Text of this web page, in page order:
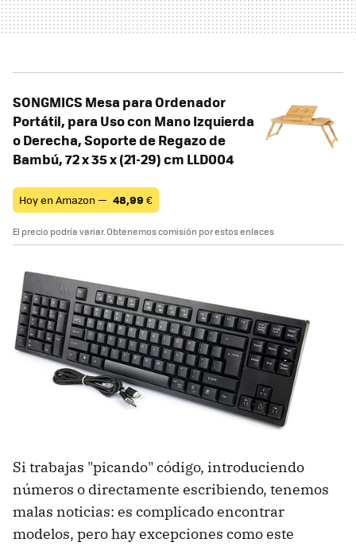
SONGMICS Mesa para Ordenador
Portátil, para Uso con Mano Izquierda
o Derecha, Soporte de Regazo de
Bambú, 72 x 35 x (21-29) cm LLD004
Hoy en Amazon — 48,99 €
El precio podría variar. Obtenemos comisión por estos enlaces
Si trabajas "picando" código, introduciendo
números o directamente escribiendo, tenemos
malas noticias: es complicado encontrar
modelos, pero hay excepciones como este